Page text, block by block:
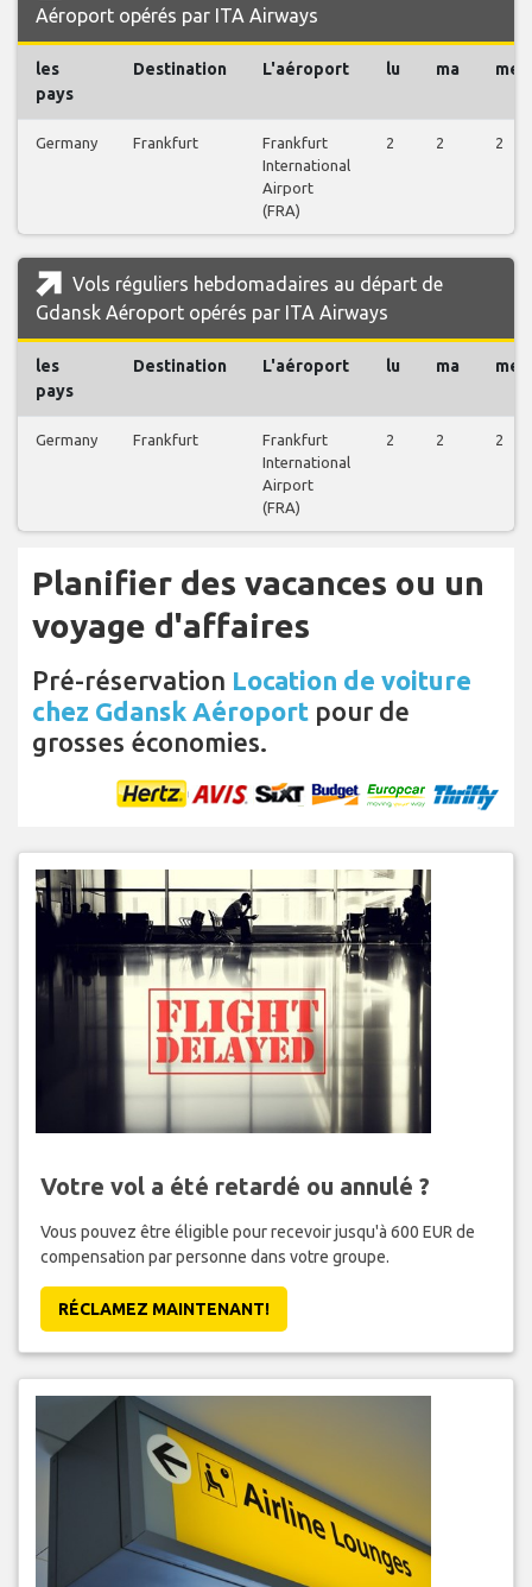
Aéroport opérés par ITA Airways
les
pays
Destination L'aéroport lu ma me
Germany Frankfurt
Frankfurt
International
Airport
(FRA)
2 2 2
Vols réguliers hebdomadaires au départ de
Gdansk Aéroport opérés par ITA Airways
les
pays
Destination L'aéroport lu ma me
Germany Frankfurt
Frankfurt
International
Airport
(FRA)
2 2 2
Planifier des vacances ou un
voyage d'affaires
Pré-réservation Location de voiture
chez Gdansk Aéroport pour de
grosses économies.
Votre vol a été retardé ou annulé ?
Vous pouvez être éligible pour recevoir jusqu'à 600 EUR de
compensation par personne dans votre groupe.
RÉCLAMEZ MAINTENANT!